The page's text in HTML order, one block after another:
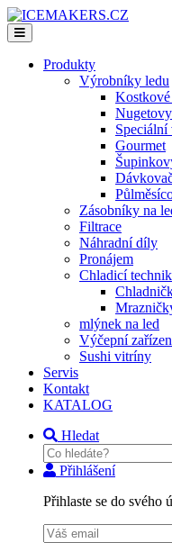
Produkty
Výrobníky ledu
Gourmet
Zásobníky na
Filtrace
Náhradní díly
Pronájem
Chladicí
mlýnek na led
Výčepní
Sushi vitríny
Servis
Kontakt
KATALOG
Hledat
Přihlášení
Přihlaste se do svého